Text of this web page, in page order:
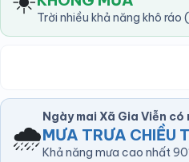
Trời nhiều khả năng khô ráo
🌧️
Ngày mai Xã Gia Viễn có
MƯA TRƯA CHIỀU
Khả năng mưa cao nhất